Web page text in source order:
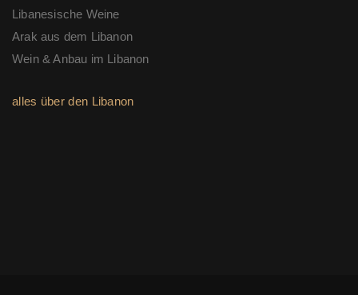
Libanesische Weine
Arak aus dem Libanon
Wein & Anbau im Libanon
alles über den Libanon